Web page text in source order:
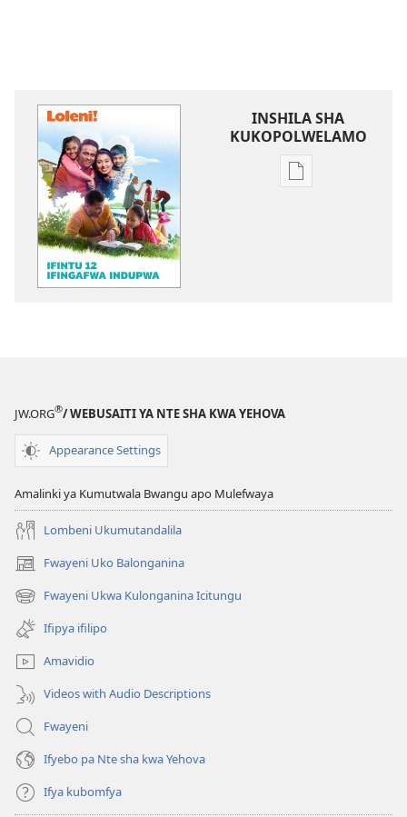
INSHILA SHA
KUKOPOLWELAMO
Inshila
JW.ORG®/ WEBUSAITI YA NTE SHA KWA YEHOVA
Appearance Settings
Amalinki ya Kumutwala Bwangu apo Mulefwaya
Lombeni Ukumutandalila
Fwayeni Uko Balonganina
(yalaisula
na
imbi)
Fwayeni Ukwa Kulonganina Icitungu
(yalaisula
na
imbi)
Ifipya ifilipo
Amavidio
Videos with Audio Descriptions
Fwayeni
Ifyebo pa Nte sha kwa Yehova
Ifya kubomfya